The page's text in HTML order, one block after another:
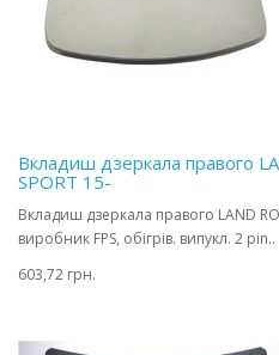
Вкладиш дзеркала правого
SPORT 15-
Вкладиш дзеркала правого LAND
виробник FPS, обігрів. випукл. 2 pin..
603,72 грн.